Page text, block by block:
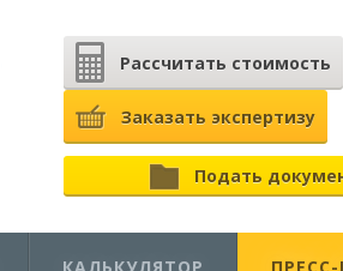
Рассчитать стоимость
Заказать экспертизу
Подать